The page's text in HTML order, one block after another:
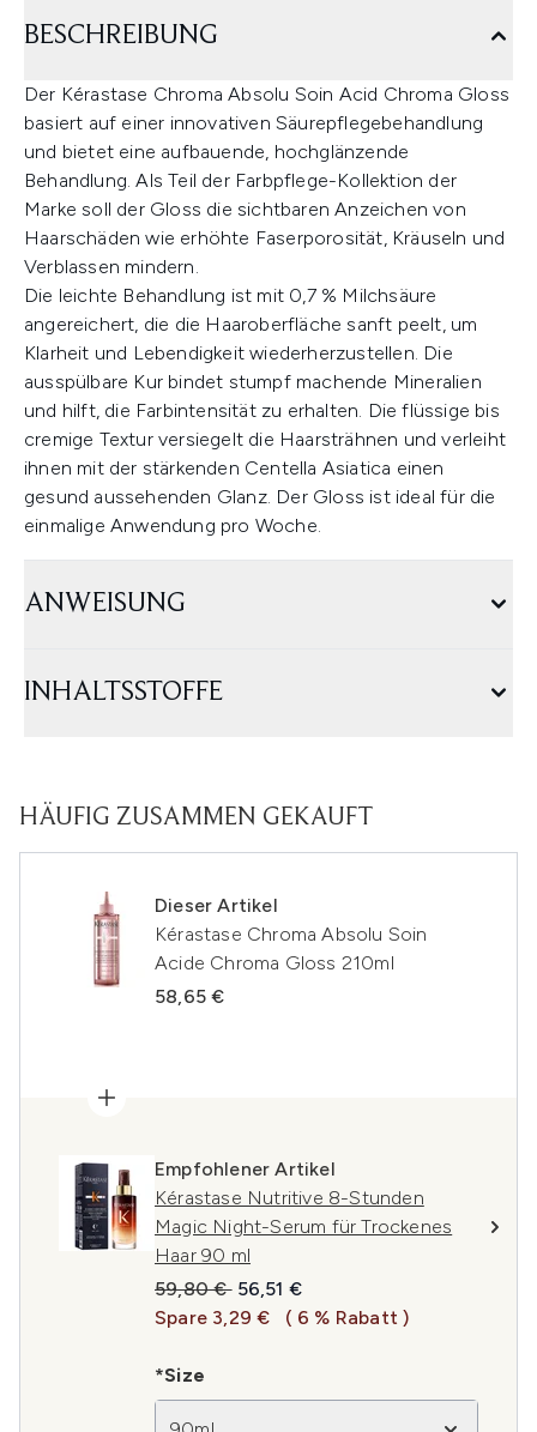
BESCHREIBUNG
Der Kérastase Chroma Absolu Soin Acid Chroma Gloss
basiert auf einer innovativen Säurepflegebehandlung
und bietet eine aufbauende, hochglänzende
Behandlung. Als Teil der Farbpflege-Kollektion der
Marke soll der Gloss die sichtbaren Anzeichen von
Haarschäden wie erhöhte Faserporosität, Kräuseln und
Verblassen mindern.
Die leichte Behandlung ist mit 0,7 % Milchsäure
angereichert, die die Haaroberfläche sanft peelt, um
Klarheit und Lebendigkeit wiederherzustellen. Die
ausspülbare Kur bindet stumpf machende Mineralien
und hilft, die Farbintensität zu erhalten. Die flüssige bis
cremige Textur versiegelt die Haarsträhnen und verleiht
ihnen mit der stärkenden Centella Asiatica einen
gesund aussehenden Glanz. Der Gloss ist ideal für die
einmalige Anwendung pro Woche.
ANWEISUNG
INHALTSSTOFFE
HÄUFIG ZUSAMMEN GEKAUFT
Dieser Artikel
Kérastase Chroma Absolu Soin
Acide Chroma Gloss 210ml
58,65 €
Empfohlener Artikel
Kérastase Nutritive 8-Stunden
Magic Night-Serum für Trockenes
Haar 90 ml
Unverbindliche Preisempfehlung:
59,80 € Aktueller Preis:
56,51 €
Spare 3,29 €
( 6 % Rabatt )
*Size